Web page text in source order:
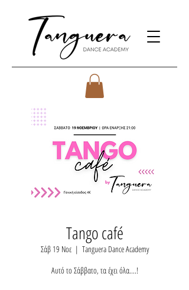
Tango café
Σάβ 19 Νοε
  |
Tanguera Dance Academy
Αυτό το Σάββατο, τα έχει όλα....!